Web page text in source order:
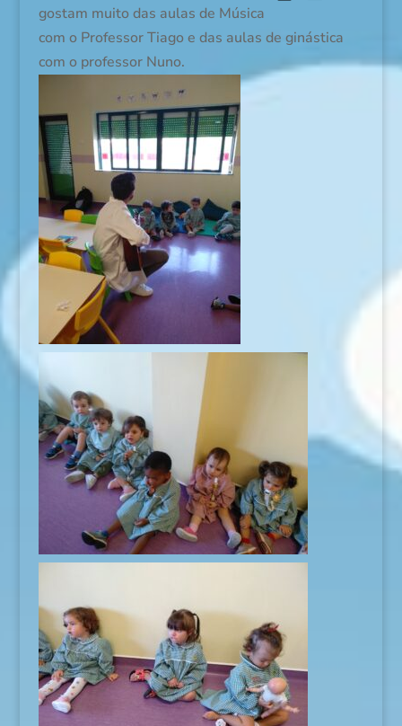
gostam muito das aulas de Música
com o Professor Tiago e das aulas de ginástica
com o professor Nuno.